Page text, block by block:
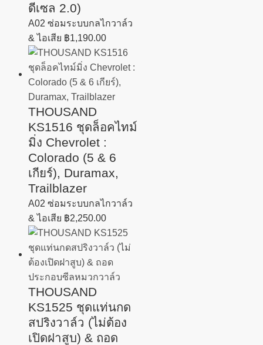
ดีเซล 2.0)
A02 ซ่อมระบบกลไกวาล์ว
& ไอเสีย ฿1,190.00
THOUSAND
KS1516 ชุดล็อคไทม์
มิ่ง Chevrolet :
Colorado (5 & 6
เกียร์), Duramax,
Trailblazer
A02 ซ่อมระบบกลไกวาล์ว
& ไอเสีย ฿2,250.00
THOUSAND
KS1525 ชุดแท่นกด
สปริงวาล์ว (ไม่ต้อง
เปิดฝาสูบ) & ถอด